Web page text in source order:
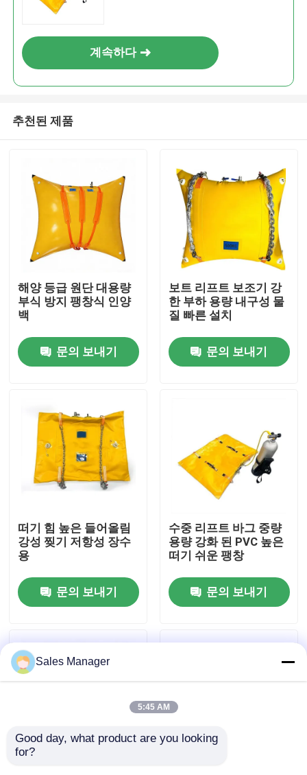
제품 소개
동영상
공장 투어
품질 관리
해양 고무 에어백
계속하다
추천된 제품
해양 등급 원단 대용량
부식 방지 팽창식 인양
백
문의 보내기
보트 리프트 보조기 강
한 부하 용량 내구성 물
질 빠른 설치
문의 보내기
떠기 힘 높은 들어올림
강성 찢기 저항성 장수
용
문의 보내기
수중 리프트 바그 중량
용량 강화 된 PVC 높은
떠기 쉬운 팽창
문의 보내기
Sales Manager
5:45 AM
Good day, what product are you looking
for?